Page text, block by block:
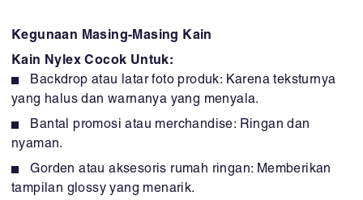
Kegunaan Masing-Masing Kain
Kain Nylex Cocok Untuk:
Backdrop atau latar foto produk: Karena teksturnya
yang halus dan warnanya yang menyala.
Bantal promosi atau merchandise: Ringan dan
nyaman.
Gorden atau aksesoris rumah ringan: Memberikan
tampilan glossy yang menarik.